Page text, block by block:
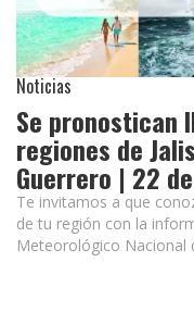
Noticias
Se pronostican
regiones de
Guerrero | 22
Te invitamos a que
de tu región con la
Meteorológico Nacional